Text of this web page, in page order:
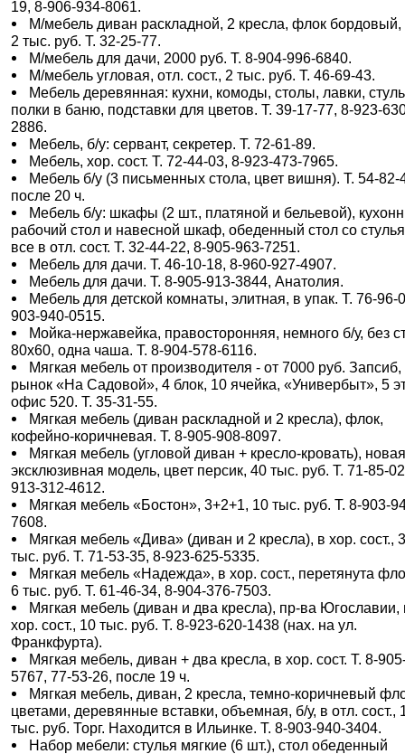
19, 8-906-934-8061.
М/мебель диван раскладной, 2 кресла, флок бордовый,
2 тыс. руб. Т. 32-25-77.
М/мебель для дачи, 2000 руб. Т. 8-904-996-6840.
М/мебель угловая, отл. сост., 2 тыс. руб. Т. 46-69-43.
Мебель деревянная: кухни, комоды, столы, лавки,
полки в баню, подставки для цветов. Т. 39-17-77, 8-923-
2886.
Мебель, б/у: сервант, секретер. Т. 72-61-89.
Мебель, хор. сост. Т. 72-44-03, 8-923-473-7965.
Мебель б/у (3 письменных стола, цвет вишня). Т. 54-82-
после 20 ч.
Мебель б/у: шкафы (2 шт., платяной и бельевой),
рабочий стол и навесной шкаф, обеденный стол со
все в отл. сост. Т. 32-44-22, 8-905-963-7251.
Мебель для дачи. Т. 46-10-18, 8-960-927-4907.
Мебель для дачи. Т. 8-905-913-3844, Анатолия.
Мебель для детской комнаты, элитная, в упак. Т. 76-96-
903-940-0515.
Мойка-нержавейка, правосторонняя, немного б/у, без
80х60, одна чаша. Т. 8-904-578-6116.
Мягкая мебель от производителя - от 7000 руб. Запсиб,
рынок «На Садовой», 4 блок, 10 ячейка, «Универбыт», 5
офис 520. Т. 35-31-55.
Мягкая мебель (диван раскладной и 2 кресла), флок,
кофейно-коричневая. Т. 8-905-908-8097.
Мягкая мебель (угловой диван + кресло-кровать),
эксклюзивная модель, цвет персик, 40 тыс. руб. Т. 71-85-
913-312-4612.
Мягкая мебель «Бостон», 3+2+1, 10 тыс. руб. Т. 8-903-
7608.
Мягкая мебель «Дива» (диван и 2 кресла), в хор. сост.,
тыс. руб. Т. 71-53-35, 8-923-625-5335.
Мягкая мебель «Надежда», в хор. сост., перетянута
6 тыс. руб. Т. 61-46-34, 8-904-376-7503.
Мягкая мебель (диван и два кресла), пр-ва Югославии,
хор. сост., 10 тыс. руб. Т. 8-923-620-1438 (нах. на ул.
Франкфурта).
Мягкая мебель, диван + два кресла, в хор. сост. Т. 8-
5767, 77-53-26, после 19 ч.
Мягкая мебель, диван, 2 кресла, темно-коричневый
цветами, деревянные вставки, объемная, б/у, в отл. сост.,
тыс. руб. Торг. Находится в Ильинке. Т. 8-903-940-3404.
Набор мебели: стулья мягкие (6 шт.), стол обеденный